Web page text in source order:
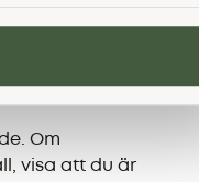
på
Om
visa att du är